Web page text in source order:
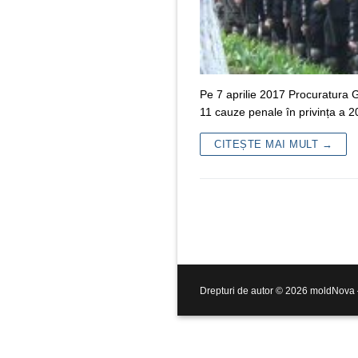
Pe 7 aprilie 2017 Procuratura
11 cauze penale în privința a
CITEȘTE MAI MULT →
Drepturi de autor © 2026